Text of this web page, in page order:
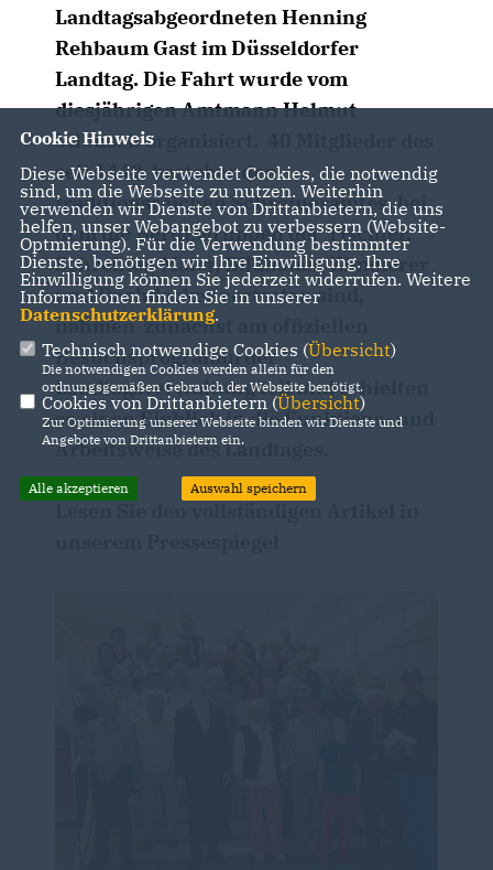
Landtagsabgeordneten Henning
Rehbaum Gast im Düsseldorfer
Landtag. Die Fahrt wurde vom
diesjährigen Amtmann Helmut
Vilbusch organisiert. 40 Mitglieder des
seit 1449 bestehenden
traditionsreichen Schreineramtes, bei
dem die Berufsgruppen der Tischler,
Schreiner, Maler, Bildhauer, Zimmerer
und Dachdecker vertreten sind,
nahmen zunächst am offiziellen
Besuchsprogramm der
Landtagsverwaltung teil und erhielten
so einen Einblick in die Funktions- und
Arbeitsweise des Landtages.
Cookie Hinweis
Diese Webseite verwendet Cookies, die notwendig
sind, um die Webseite zu nutzen. Weiterhin
verwenden wir Dienste von Drittanbietern, die uns
helfen, unser Webangebot zu verbessern (Website-
Optmierung). Für die Verwendung bestimmter
Dienste, benötigen wir Ihre Einwilligung. Ihre
Einwilligung können Sie jederzeit widerrufen. Weitere
Informationen finden Sie in unserer
Datenschutzerklärung.
Technisch notwendige Cookies (Übersicht)
Die notwendigen Cookies werden allein für den
ordnungsgemäßen Gebrauch der Webseite benötigt.
Cookies von Drittanbietern (Übersicht)
Zur Optimierung unserer Webseite binden wir Dienste und
Angebote von Drittanbietern ein.
Alle akzeptieren Auswahl speichern